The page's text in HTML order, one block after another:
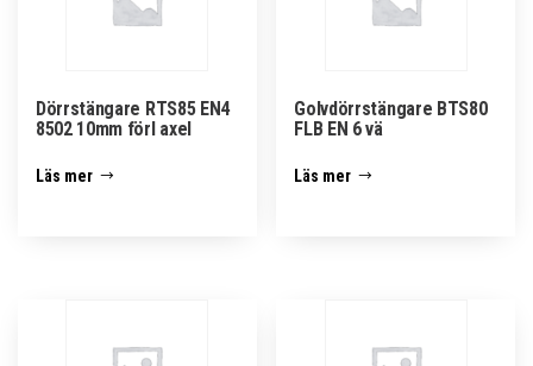
Dörrstängare RTS85 EN4
8502 10mm förl axel
Läs mer
Golvdörrstängare BTS80
FLB EN 6 vä
Läs mer